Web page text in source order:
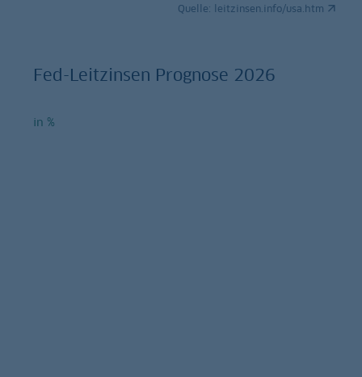
Quelle: leitzinsen.info/usa.htm
Fed-Leitzinsen Prognose 2026
in %